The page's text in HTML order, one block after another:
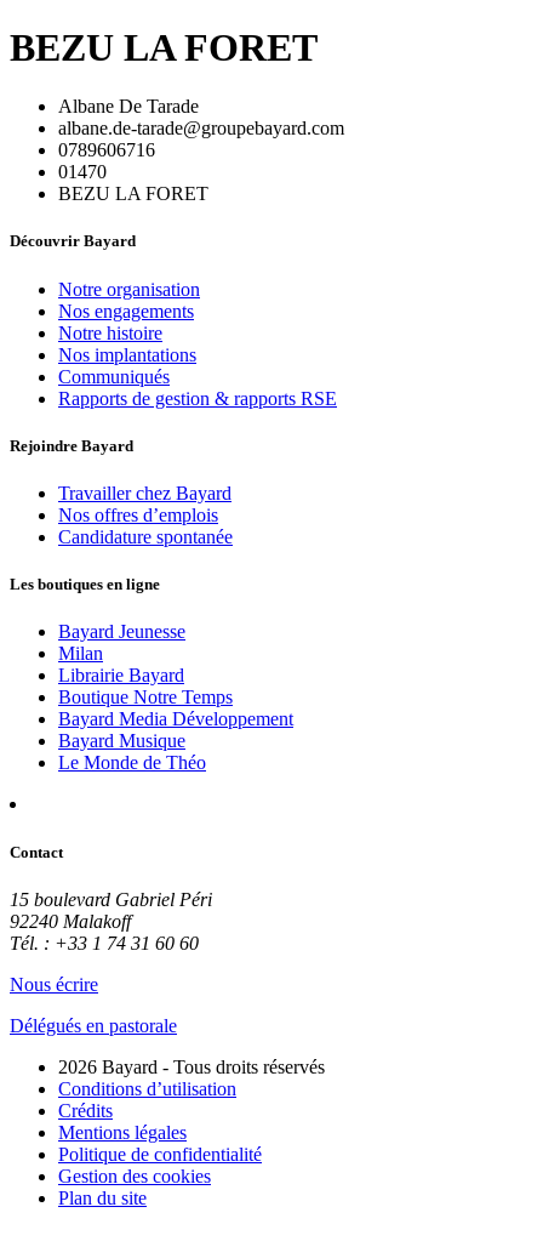
BEZU LA FORET
Albane De Tarade
albane.de-tarade@groupebayard.com
0789606716
01470
BEZU LA FORET
Découvrir Bayard
Notre organisation
Nos engagements
Notre histoire
Nos implantations
Communiqués
Rapports de gestion & rapports RSE
Rejoindre Bayard
Travailler chez Bayard
Nos offres d’emplois
Candidature spontanée
Les boutiques en ligne
Bayard Jeunesse
Milan
Librairie Bayard
Boutique Notre Temps
Bayard Media Développement
Bayard Musique
Le Monde de Théo
Contact
15 boulevard Gabriel Péri
92240 Malakoff
Tél. : +33 1 74 31 60 60
Nous écrire
Délégués en pastorale
2026 Bayard - Tous droits réservés
Conditions d’utilisation
Crédits
Mentions légales
Politique de confidentialité
Gestion des cookies
Plan du site